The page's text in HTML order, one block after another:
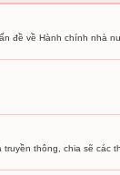
đề về Hành chính nhà
thông, chia sẽ các